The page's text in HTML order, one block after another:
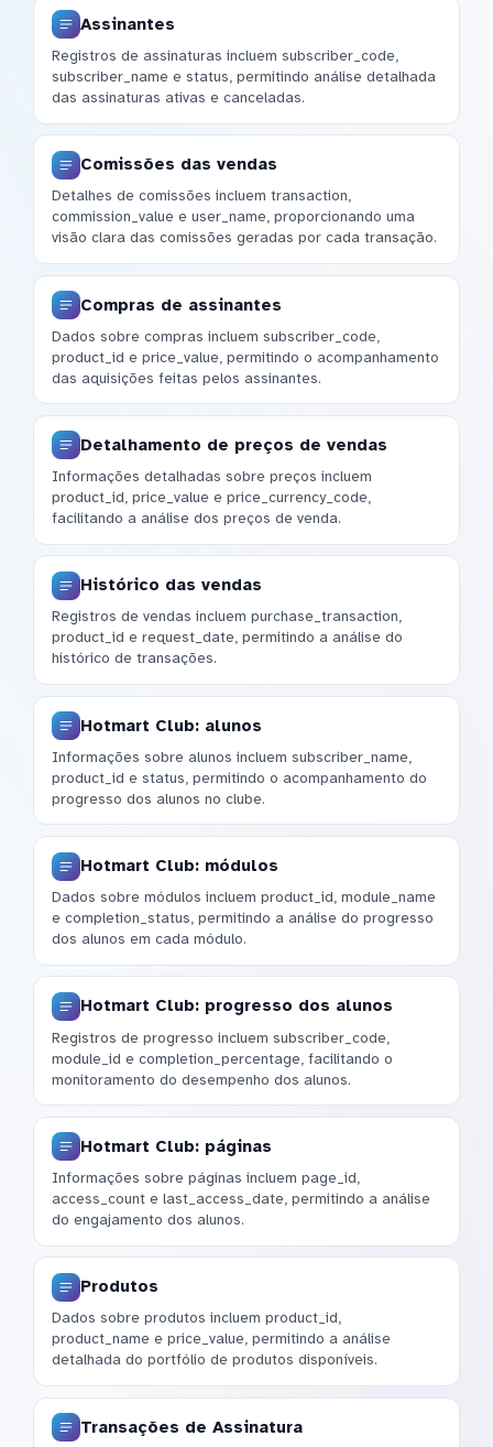
Assinantes
Registros de assinaturas incluem subscriber_code,
subscriber_name e status, permitindo análise detalhada
das assinaturas ativas e canceladas.
Comissões das vendas
Detalhes de comissões incluem transaction,
commission_value e user_name, proporcionando uma
visão clara das comissões geradas por cada transação.
Compras de assinantes
Dados sobre compras incluem subscriber_code,
product_id e price_value, permitindo o acompanhamento
das aquisições feitas pelos assinantes.
Detalhamento de preços de vendas
Informações detalhadas sobre preços incluem
product_id, price_value e price_currency_code,
facilitando a análise dos preços de venda.
Histórico das vendas
Registros de vendas incluem purchase_transaction,
product_id e request_date, permitindo a análise do
histórico de transações.
Hotmart Club: alunos
Informações sobre alunos incluem subscriber_name,
product_id e status, permitindo o acompanhamento do
progresso dos alunos no clube.
Hotmart Club: módulos
Dados sobre módulos incluem product_id, module_name
e completion_status, permitindo a análise do progresso
dos alunos em cada módulo.
Hotmart Club: progresso dos alunos
Registros de progresso incluem subscriber_code,
module_id e completion_percentage, facilitando o
monitoramento do desempenho dos alunos.
Hotmart Club: páginas
Informações sobre páginas incluem page_id,
access_count e last_access_date, permitindo a análise
do engajamento dos alunos.
Produtos
Dados sobre produtos incluem product_id,
product_name e price_value, permitindo a análise
detalhada do portfólio de produtos disponíveis.
Transações de Assinatura